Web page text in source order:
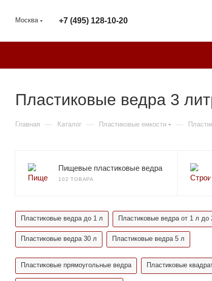
Москва +7 (495) 128-10-20
Пластиковые ведра 3
Главная — Каталог — Пластиковые емкости —
Пищевые пластиковые ведра
102 ТОВАРА
Пластиковые ведра до 1 л Пластиковые ведра от 1 л до
Пластиковые ведра 30 л Пластиковые ведра 5 л
Пластиковые прямоугольные ведра Пластиковые